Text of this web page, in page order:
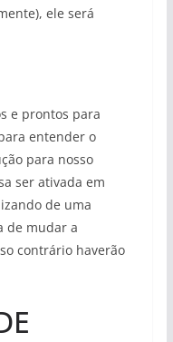
ele será
e prontos para
entender o
para nosso
ser ativada em
de uma
de mudar a
contrário haverão